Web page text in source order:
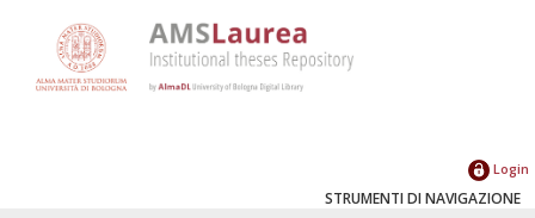
Login
STRUMENTI DI NAVIGAZIONE